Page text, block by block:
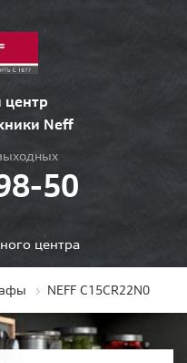
Neff
50
центра
NEFF C15CR22N0